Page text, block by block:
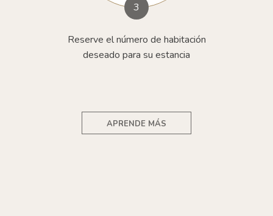
3
Reserve el número de habitación
deseado para su estancia
APRENDE MÁS